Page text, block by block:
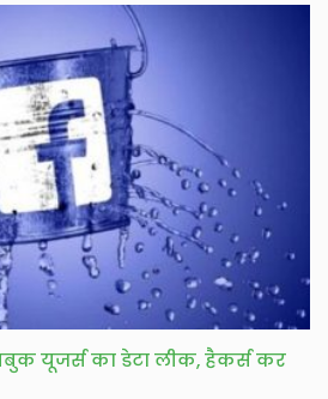
यूजर्स का डेटा लीक, हैकर्स कर